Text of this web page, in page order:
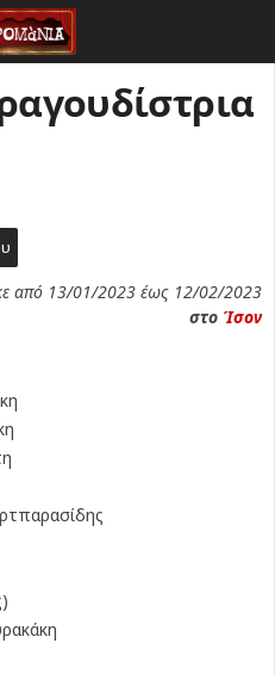
από 13/01/2023 έως 12/02/2023
στο Ίσον